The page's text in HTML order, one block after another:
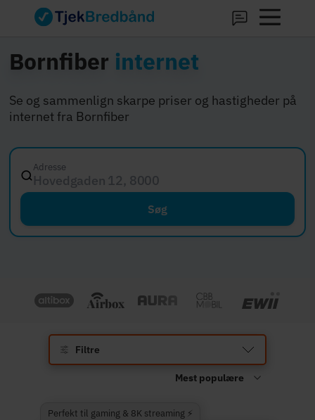
Bornfiber internet
Se og sammenlign skarpe priser og hastigheder på
internet fra Bornfiber
Adresse
Hovedgaden 12, 8000 Aarhus C
Søg
Filtre
Perfekt til gaming & 8K streaming ⚡